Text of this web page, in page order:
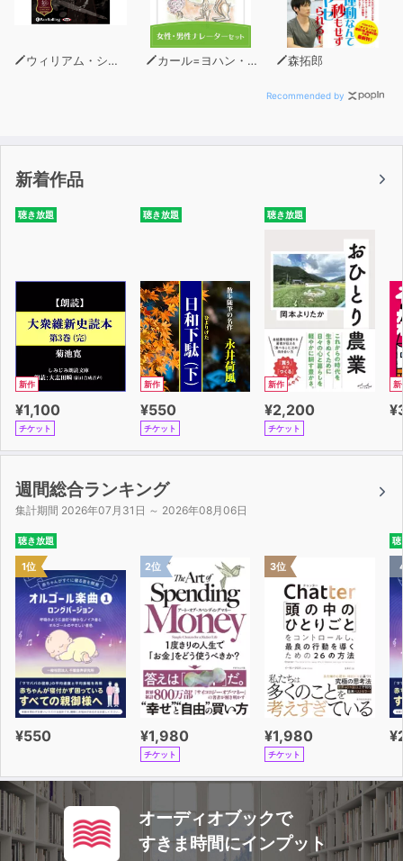
ウィリアム・シェイクスピア カール=ヨハン・エリーン 森拓郎
Recommended by
新着作品
聴き放題
新作
¥1,100
チケット
聴き放題
新作
¥550
チケット
聴き放題
新作
¥2,200
チケット
新
週間総合ランキング
集計期間 2026年07月31日 ～ 2026年08月06日
聴き放題
1位
¥550
2位
¥1,980
チケット
3位
¥1,980
チケット
聴
オーディオブックで
すきま時間にインプット